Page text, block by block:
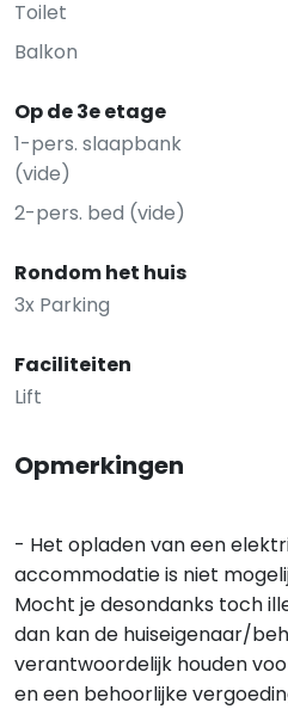
Toilet
Balkon
Op de 3e etage
1-pers. slaapbank
(vide)
2-pers. bed (vide)
Rondom het huis
3x Parking
Faciliteiten
Lift
Opmerkingen
- Het opladen van een
accommodatie is niet
Mocht je desondanks toch
dan kan de huiseigenaar/
verantwoordelijk houden
en een behoorlijke